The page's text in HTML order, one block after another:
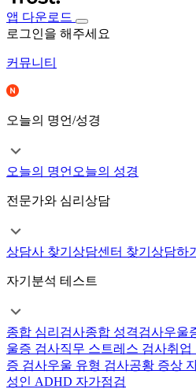
앱 다운로드
로그인을 해주세요
커뮤니티
오늘의 명언/성경
오늘의 명언 오늘의 성경
전문가와 심리상담
상담사 찾기 상담센터 찾기 상담하기
자기분석 테스트
종합 심리검사종합 성격검사우울
울증 검사직무 스트레스 검사취업
증 검사우울 유형 검사공황 증상
성인 ADHD 자가점검